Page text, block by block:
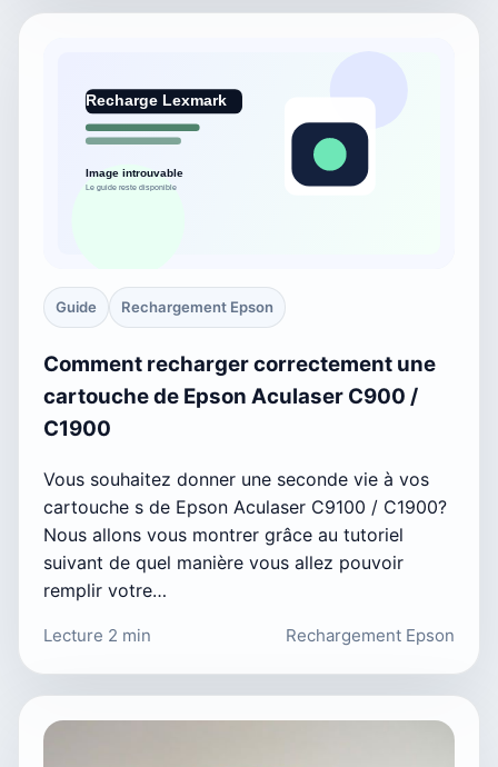
Guide Rechargement Epson
Comment recharger correctement une
cartouche de Epson Aculaser C900 /
C1900
Vous souhaitez donner une seconde vie à vos
cartouche s de Epson Aculaser C9100 / C1900?
Nous allons vous montrer grâce au tutoriel
suivant de quel manière vous allez pouvoir
remplir votre…
Lecture 2 min Rechargement Epson